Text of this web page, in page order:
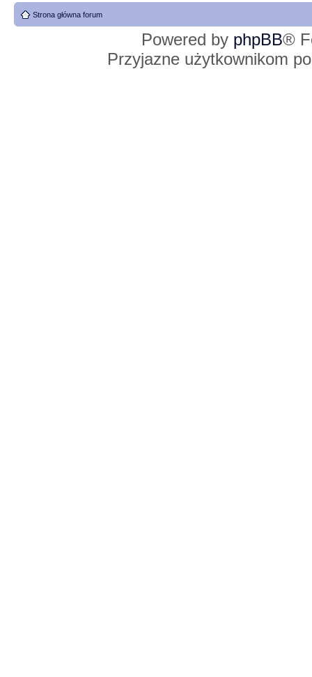
Strona główna forum
Powered by phpBB®
Przyjazne użytkownikom